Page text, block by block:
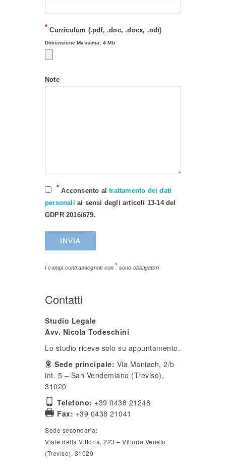
* Curriculum (.pdf, .doc, .docx, .odt)
Dimensione Massima: 4 Mb
Note
* Acconsento altrattamento dei dati
personali ai sensi degli articoli 13-14 del
GDPR 2016/679.
I campi contrassegnati con * sono obbligatori
Contatti
Studio Legale
Avv. Nicola Todeschini
Lo studio riceve solo su appuntamento.
Sede principale: Via Maniach, 2/b
int. 5 – San Vendemiano (Treviso),
31020
Telefono: +39 0438 21248
Fax: +39 0438 21041
Sede secondaria:
Viale della Vittoria, 223 – Vittorio Veneto
(Treviso), 31029